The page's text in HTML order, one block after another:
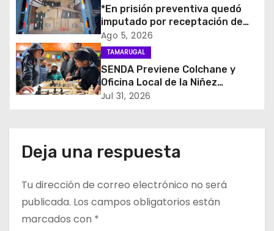
d
e
e
n
r
d
a
*En prisión preventiva quedó
imputado por receptación de
cigarrillos avaluados en $1.600
millones*
Ago 5, 2026
TAMARUGAL
SENDA Previene Colchane y
Oficina Local de la Niñez
promueven el buen uso del
Jul 31, 2026
Deja una respuesta
Tu dirección de correo electrónico no será
publicada. Los campos obligatorios están
marcados con *